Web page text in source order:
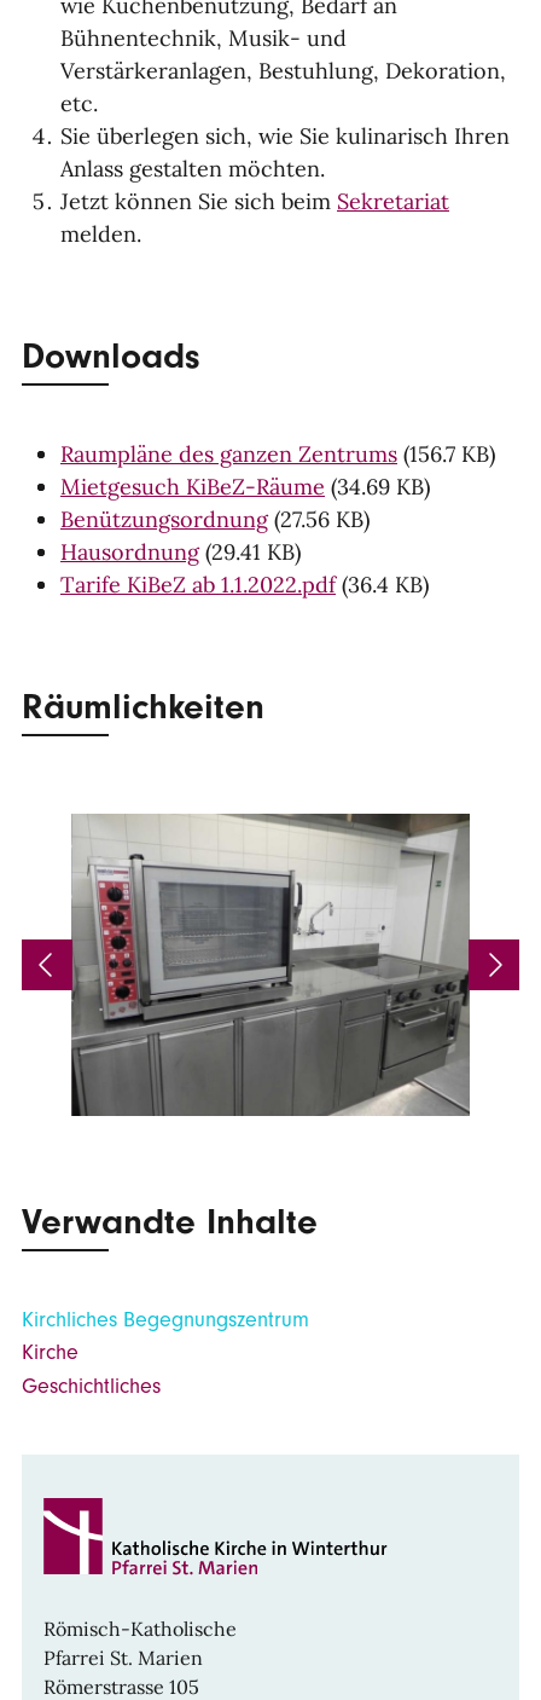
wie Küchenbenutzung, Bedarf an
Bühnentechnik, Musik- und
Verstärkeranlagen, Bestuhlung, Dekoration,
etc.
Sie überlegen sich, wie Sie kulinarisch Ihren
Anlass gestalten möchten.
Jetzt können Sie sich beim Sekretariat
melden.
Downloads
Raumpläne des ganzen Zentrums (156.7 KB)
Mietgesuch KiBeZ-Räume (34.69 KB)
Benützungsordnung (27.56 KB)
Hausordnung (29.41 KB)
Tarife KiBeZ ab 1.1.2022.pdf (36.4 KB)
Räumlichkeiten
Verwandte Inhalte
Kirchliches Begegnungszentrum
Kirche
Geschichtliches
Römisch-Katholische
Pfarrei St. Marien
Römerstrasse 105